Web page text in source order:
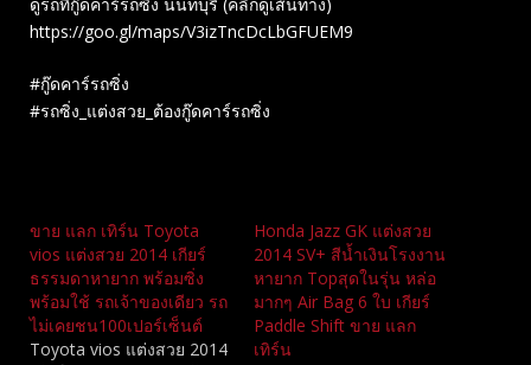
https://goo.gl/maps/V3izTncDcLbGFUEM9
#กู๊ดคาร์รถซิ่ง
#รถซิ่ง_แต่งสวย_ต้องกู๊ดคาร์รถซิ่ง
ขาย แลก เทิร์น Toyota
vios แต่งสวย 2014 เกียร์
ธรรมดาหายาก พร้อมซิ่ง
พร้อมใช้ รถเจ้าของเดียว รถ
ไม่เคยชน100เปอร์เซ็นต์
Toyota vios แต่งสวย 2014
Honda Jazz GK แต่งสวย
2014 SV+ สีน้ำเงินโรงงาน
หายาก Topสุดในรุ่น หล่อ
มากๆ Air Bag 6 ใบ เกียร์
Paddle Shift ขาย แลก
เทิร์น